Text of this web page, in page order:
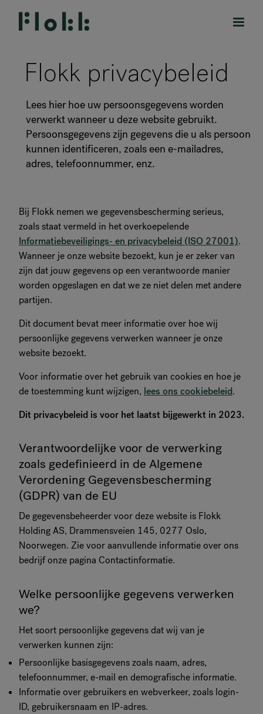
PRODUCTEN
PROJECTEN
DESIGNERS
BLOG
SHOP
Over Flokk
Investeerder
Duurzaamheid
Flokk privacybeleid
Lees hier hoe uw persoonsgegevens worden
verwerkt wanneer u deze website gebruikt.
Persoonsgegevens zijn gegevens die u als persoon
kunnen identificeren, zoals een e-mailadres,
adres, telefoonnummer, enz.
Bij Flokk nemen we gegevensbescherming serieus,
zoals staat vermeld in het overkoepelende
Informatiebeveiligings- en privacybeleid (ISO 27001).
Wanneer je onze website bezoekt, kun je er zeker van
zijn dat jouw gegevens op een verantwoorde manier
worden opgeslagen en dat we ze niet delen met andere
partijen.
Dit document bevat meer informatie over hoe wij
persoonlijke gegevens verwerken wanneer je onze
website bezoekt.
Voor informatie over het gebruik van cookies en hoe je
de toestemming kunt wijzigen, lees ons cookiebeleid.
Dit privacybeleid is voor het laatst bijgewerkt in 2023.
Verantwoordelijke voor de verwerking
zoals gedefinieerd in de Algemene
Verordening Gegevensbescherming
(GDPR) van de EU
De gegevensbeheerder voor deze website is Flokk
Holding AS, Drammensveien 145, 0277 Oslo,
Noorwegen. Zie voor aanvullende informatie over ons
bedrijf onze pagina Contactinformatie.
Welke persoonlijke gegevens verwerken
we?
Het soort persoonlijke gegevens dat wij van je
verwerken kunnen zijn:
Persoonlijke basisgegevens zoals naam, adres,
telefoonnummer, e-mail en demografische informatie.
Informatie over gebruikers en webverkeer, zoals login-
ID, gebruikersnaam en IP-adres.